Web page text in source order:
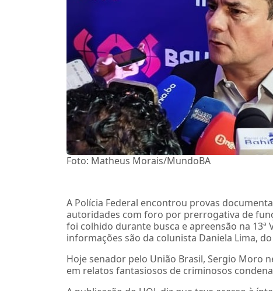
Foto: Matheus Morais/MundoBA
A Polícia Federal encontrou provas
autoridades com foro por prerrogativa de
foi colhido durante busca e apreensão na 13ª
informações são da colunista Daniela Lima,
Hoje senador pelo União Brasil, Sergio Moro
em relatos fantasiosos de criminosos